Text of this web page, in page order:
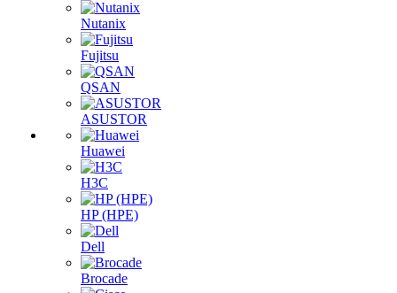
Nutanix
Fujitsu
QSAN
ASUSTOR
Huawei
H3C
HP (HPE)
Dell
Brocade